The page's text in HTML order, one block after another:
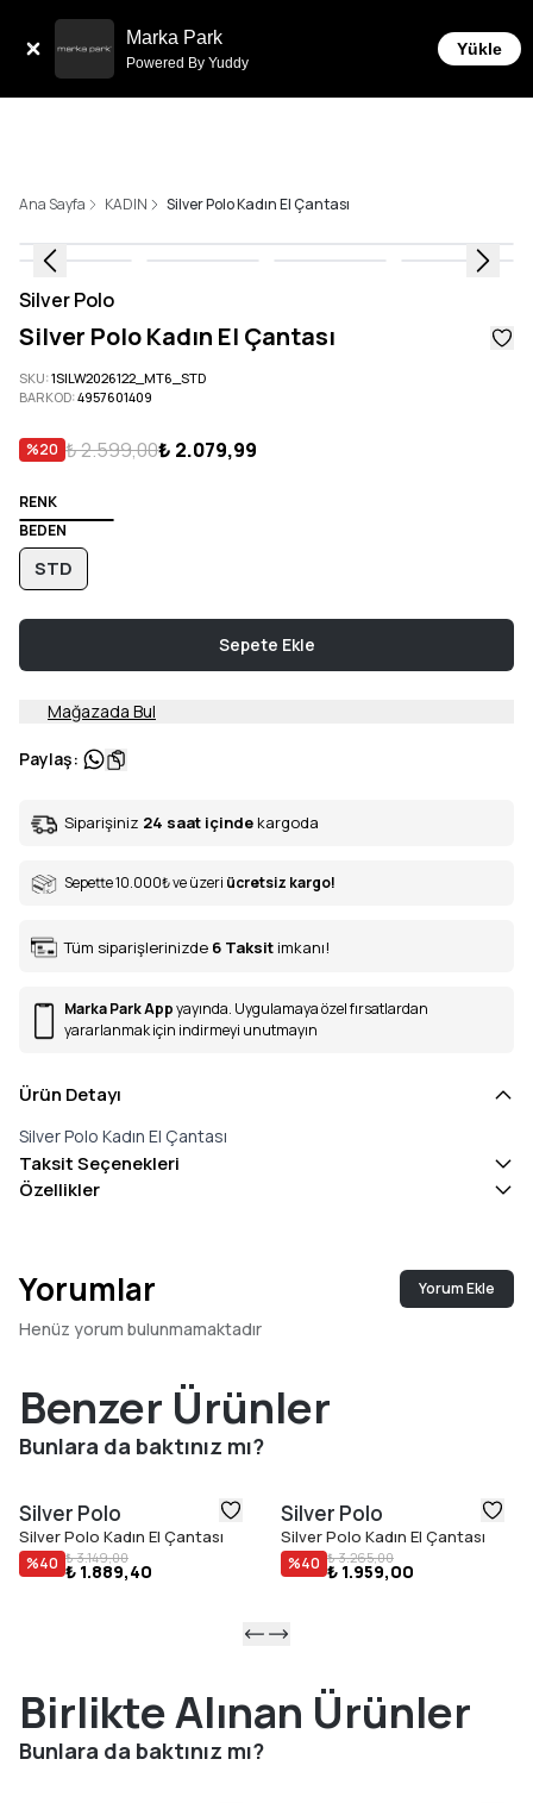
Marka Park
Powered By Yuddy
Yükle
Ana Sayfa KADIN Silver Polo Kadın El Çantası
Silver Polo
Silver Polo Kadın El Çantası
SKU:1SILW2026122_MT6_STD
BARKOD:4957601409
%20 ₺ 2.599,00₺ 2.079,99
RENK
BEDEN
STD
Sepete Ekle
Mağazada Bul
Paylaş:
Siparişiniz 24 saat içinde kargoda
Sepette 10.000₺ve üzeri ücretsiz kargo!
Tüm siparişlerinizde 6 Taksit imkanı!
Marka Park Appyayında. Uygulamaya özel fırsatlardan
yararlanmak için indirmeyi unutmayın
Ürün Detayı
Silver Polo Kadın El Çantası
Taksit Seçenekleri
Özellikler
Yorumlar Yorum Ekle
Henüz yorum bulunmamaktadır
Benzer Ürünler
Bunlara da baktınız mı?
Silver Polo
Silver Polo Kadın El Çantası
%40 ₺ 3.149,00
₺ 1.889,40
Silver Polo
Silver Polo Kadın El Çantası
%40 ₺ 3.265,00
₺ 1.959,00
Birlikte Alınan Ürünler
Bunlara da baktınız mı?